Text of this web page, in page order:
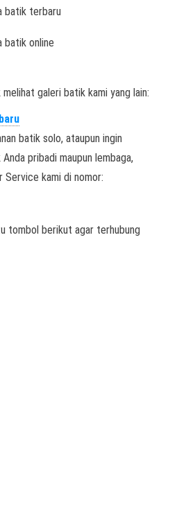
galeri batik kami yang lain:
batik solo, ataupun ingin
pribadi maupun lembaga,
Service kami di nomor:
tombol berikut agar terhubung